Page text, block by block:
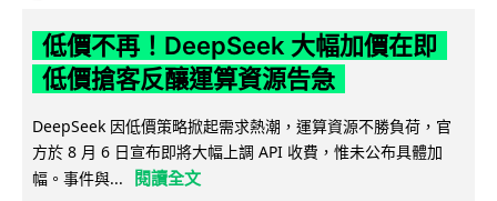
低價不再！DeepSeek 大幅加價在即
低價搶客反釀運算資源告急
DeepSeek 因低價策略掀起需求熱潮，運算資源不勝負荷，官
方於 8 月 6 日宣布即將大幅上調 API 收費，惟未公布具體加
幅。事件與...
閱讀全文